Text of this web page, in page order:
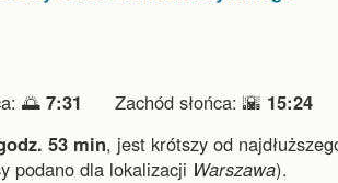
🌅 7:31 Zachód słońca: 🌇 15:24
53 min, jest krótszy od
podano dla lokalizacji Warszawa).